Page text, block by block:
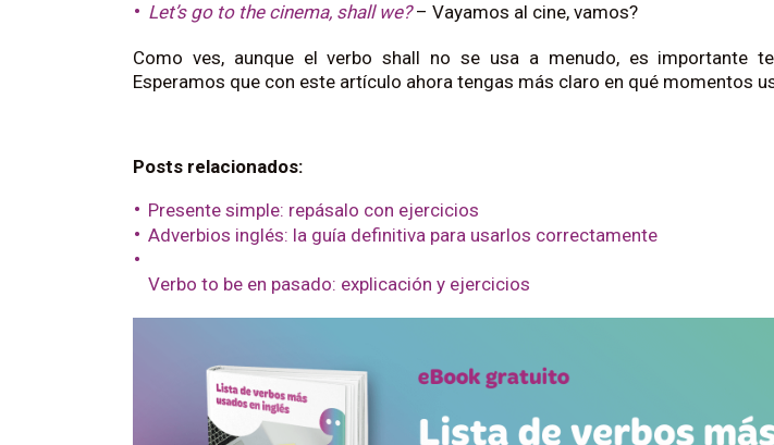
Let’s go to the cinema, shall we?– Vayamos al cine, vamos?
Como ves, aunque el verbo shall no se usa a menudo, es importante
Esperamos que con este artículo ahora tengas más claro en qué momentos
Posts relacionados:
Presente simple: repásalo con ejercicios
Adverbios inglés: la guía definitiva para usarlos correctamente
Verbo to be en pasado: explicación y ejercicios